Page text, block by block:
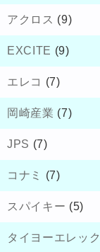
アクロス (9)
EXCITE (9)
エレコ (7)
岡崎産業 (7)
JPS (7)
コナミ (7)
スパイキー (5)
タイヨーエレック